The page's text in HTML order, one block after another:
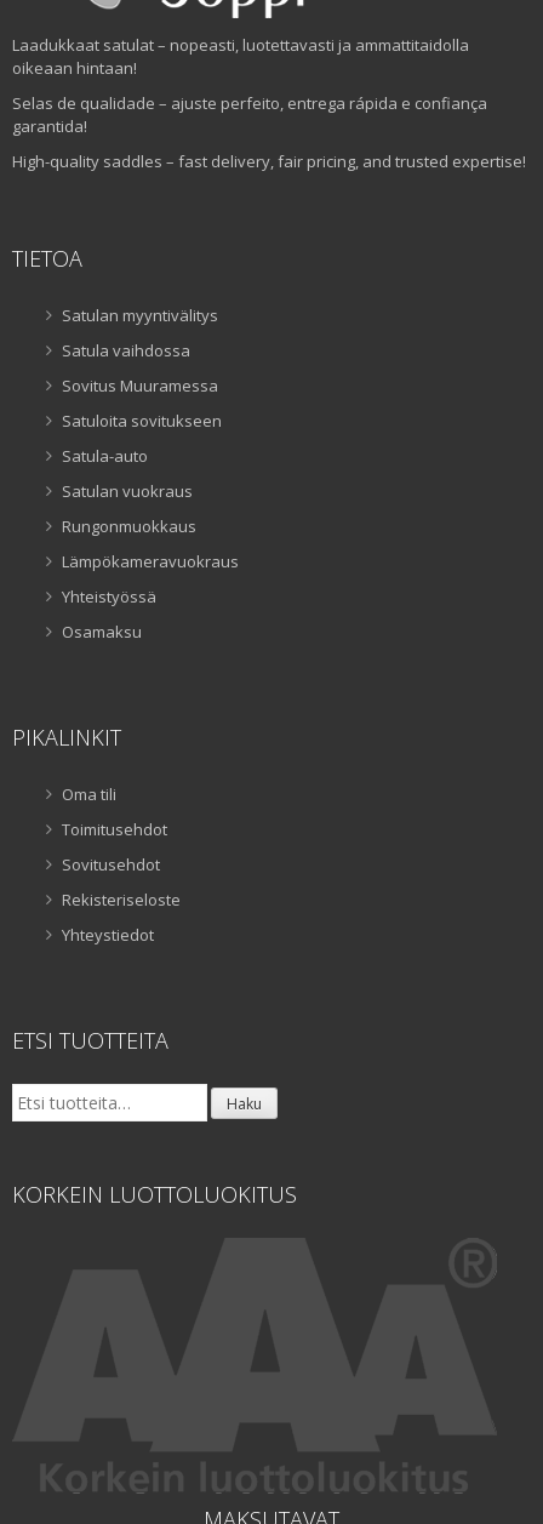
Laadukkaat satulat – nopeasti, luotettavasti ja ammattitaidolla
oikeaan hintaan!
Selas de qualidade – ajuste perfeito, entrega rápida e confiança
garantida!
High-quality saddles – fast delivery, fair pricing, and trusted expertise!
TIETOA
Satulan myyntivälitys
Satula vaihdossa
Sovitus Muuramessa
Satuloita sovitukseen
Satula-auto
Satulan vuokraus
Rungonmuokkaus
Lämpökameravuokraus
Yhteistyössä
Osamaksu
PIKALINKIT
Oma tili
Toimitusehdot
Sovitusehdot
Rekisteriseloste
Yhteystiedot
ETSI TUOTTEITA
Etsi: Haku
KORKEIN LUOTTOLUOKITUS